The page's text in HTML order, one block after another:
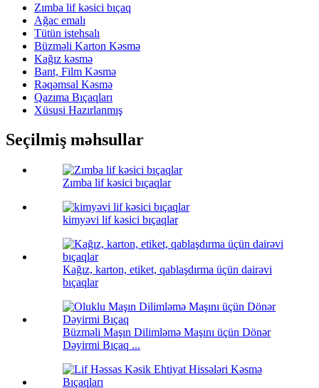
Zımba lif kəsici bıçaq
Ağac emalı
Tütün istehsalı
Büzməli Karton Kəsmə
Kağız kəsmə
Bant, Film Kəsmə
Rəqəmsal Kəsmə
Qazıma Bıçaqları
Xüsusi Hazırlanmış
Seçilmiş məhsullar
Zımba lif kəsici bıçaqlar
kimyəvi lif kəsici bıçaqlar
Kağız, karton, etiket, qablaşdırma üçün dairəvi
bıçaqlar
Büzməli Maşın Dilimləmə Maşını üçün Dönər
Dəyirmi Bıçaq ...